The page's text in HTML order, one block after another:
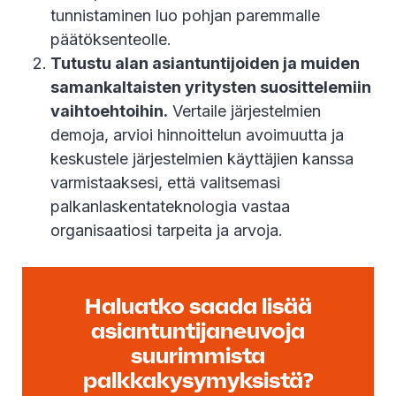
tunnistaminen luo pohjan paremmalle
päätöksenteolle.
Tutustu alan asiantuntijoiden ja muiden
samankaltaisten yritysten suosittelemiin
vaihtoehtoihin. Vertaile järjestelmien
demoja, arvioi hinnoittelun avoimuutta ja
keskustele järjestelmien käyttäjien kanssa
varmistaaksesi, että valitsemasi
palkanlaskentateknologia vastaa
organisaatiosi tarpeita ja arvoja.
Haluatko saada lisää
asiantuntijaneuvoja
suurimmista
palkkakysymyksistä?